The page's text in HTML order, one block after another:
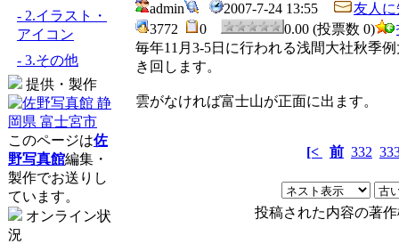
- 2.イラスト・
アイコン
- 3.その他
提供・製作
このページは佐
野写真館編集・
製作でお送りし
ています。
オンライン状
況
admin
2007-7-24 13:55
友人
3772
0 0.00 (投票数 0)
毎年11月3-5日に行われる浅間大社秋季
き回します。
雲がなければ富士山が正面に出ます。
[< 前 332
投稿された内容の著